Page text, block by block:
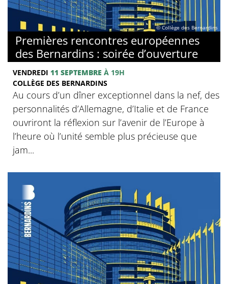
© Collège des Bernardins
Premières rencontres européennes
des Bernardins : soirée d’ouverture
VENDREDI 11 SEPTEMBRE À 19H
COLLÈGE DES BERNARDINS
Au cours d’un dîner exceptionnel dans la nef, des
personnalités d’Allemagne, d’Italie et de France
ouvriront la réflexion sur l’avenir de l’Europe à
l’heure où l’unité semble plus précieuse que
jam...